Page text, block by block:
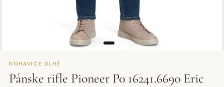
NOHAVICE DLHÉ
Pánske rifle Pioneer P0 16241.6690 Eric